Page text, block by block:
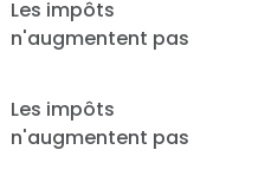
Les impôts
n'augmentent pas
Les impôts
n'augmentent pas